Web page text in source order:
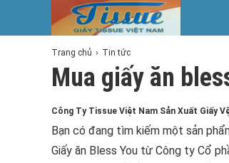
Trang chủ Tin tức
Mua giấy ăn
Công Ty Tissue Việt Nam Sản Xuất Giấy
Bạn có đang tìm kiếm một sản
Giấy ăn Bless You từ Công ty Cổ